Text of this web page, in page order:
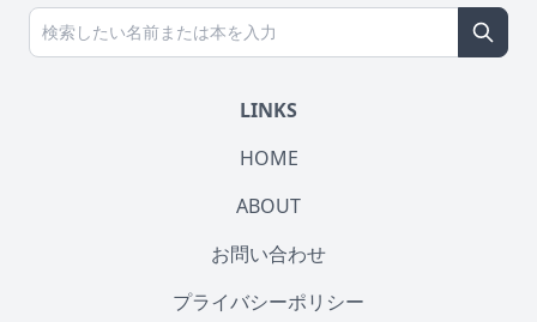
LINKS
HOME
ABOUT
お問い合わせ
プライバシーポリシー